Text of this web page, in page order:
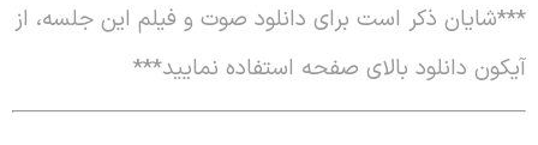
شایان ذکر است برای دانلود صوت و فیلم این جلسه، از
دانلود بالای صفحه استفاده نمایید***